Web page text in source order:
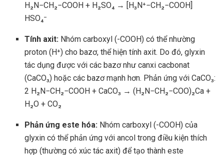
H₂N−CH₂−COOH + H₂SO₄ → [H₃N⁺−CH₂−COOH]
HSO₄⁻
Tính axit: Nhóm carboxyl (-COOH) có thể nhường
proton (H⁺) cho bazơ, thể hiện tính axit. Do đó, glyxin
tác dụng được với các bazơ như canxi cacbonat
(CaCO₃) hoặc các bazơ mạnh hơn. Phản ứng với CaCO₃:
2 H₂N−CH₂−COOH + CaCO₃ → (H₂N−CH₂−COO)₂Ca +
H₂O + CO₂
Phản ứng este hóa: Nhóm carboxyl (-COOH) của
glyxin có thể phản ứng với ancol trong điều kiện thích
hợp (thường có xúc tác axit) để tạo thành este